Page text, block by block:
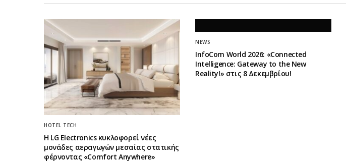
HOTEL TECH
Η LG Electronics κυκλοφορεί νέες
μονάδες αεραγωγών μεσαίας στατικής
φέρνοντας «Comfort Anywhere»
NEWS
InfoCom World 2026: «Connected
Intelligence: Gateway to the New
Reality!» στις 8 Δεκεμβρίου!